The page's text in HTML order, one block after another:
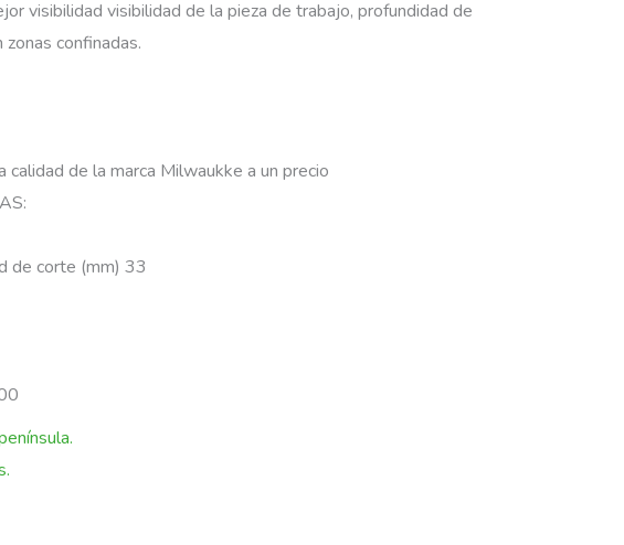
visibilidad visibilidad de la pieza de trabajo, profundidad de
confinadas.
de la marca Milwaukke a un precio
de corte (mm) 33